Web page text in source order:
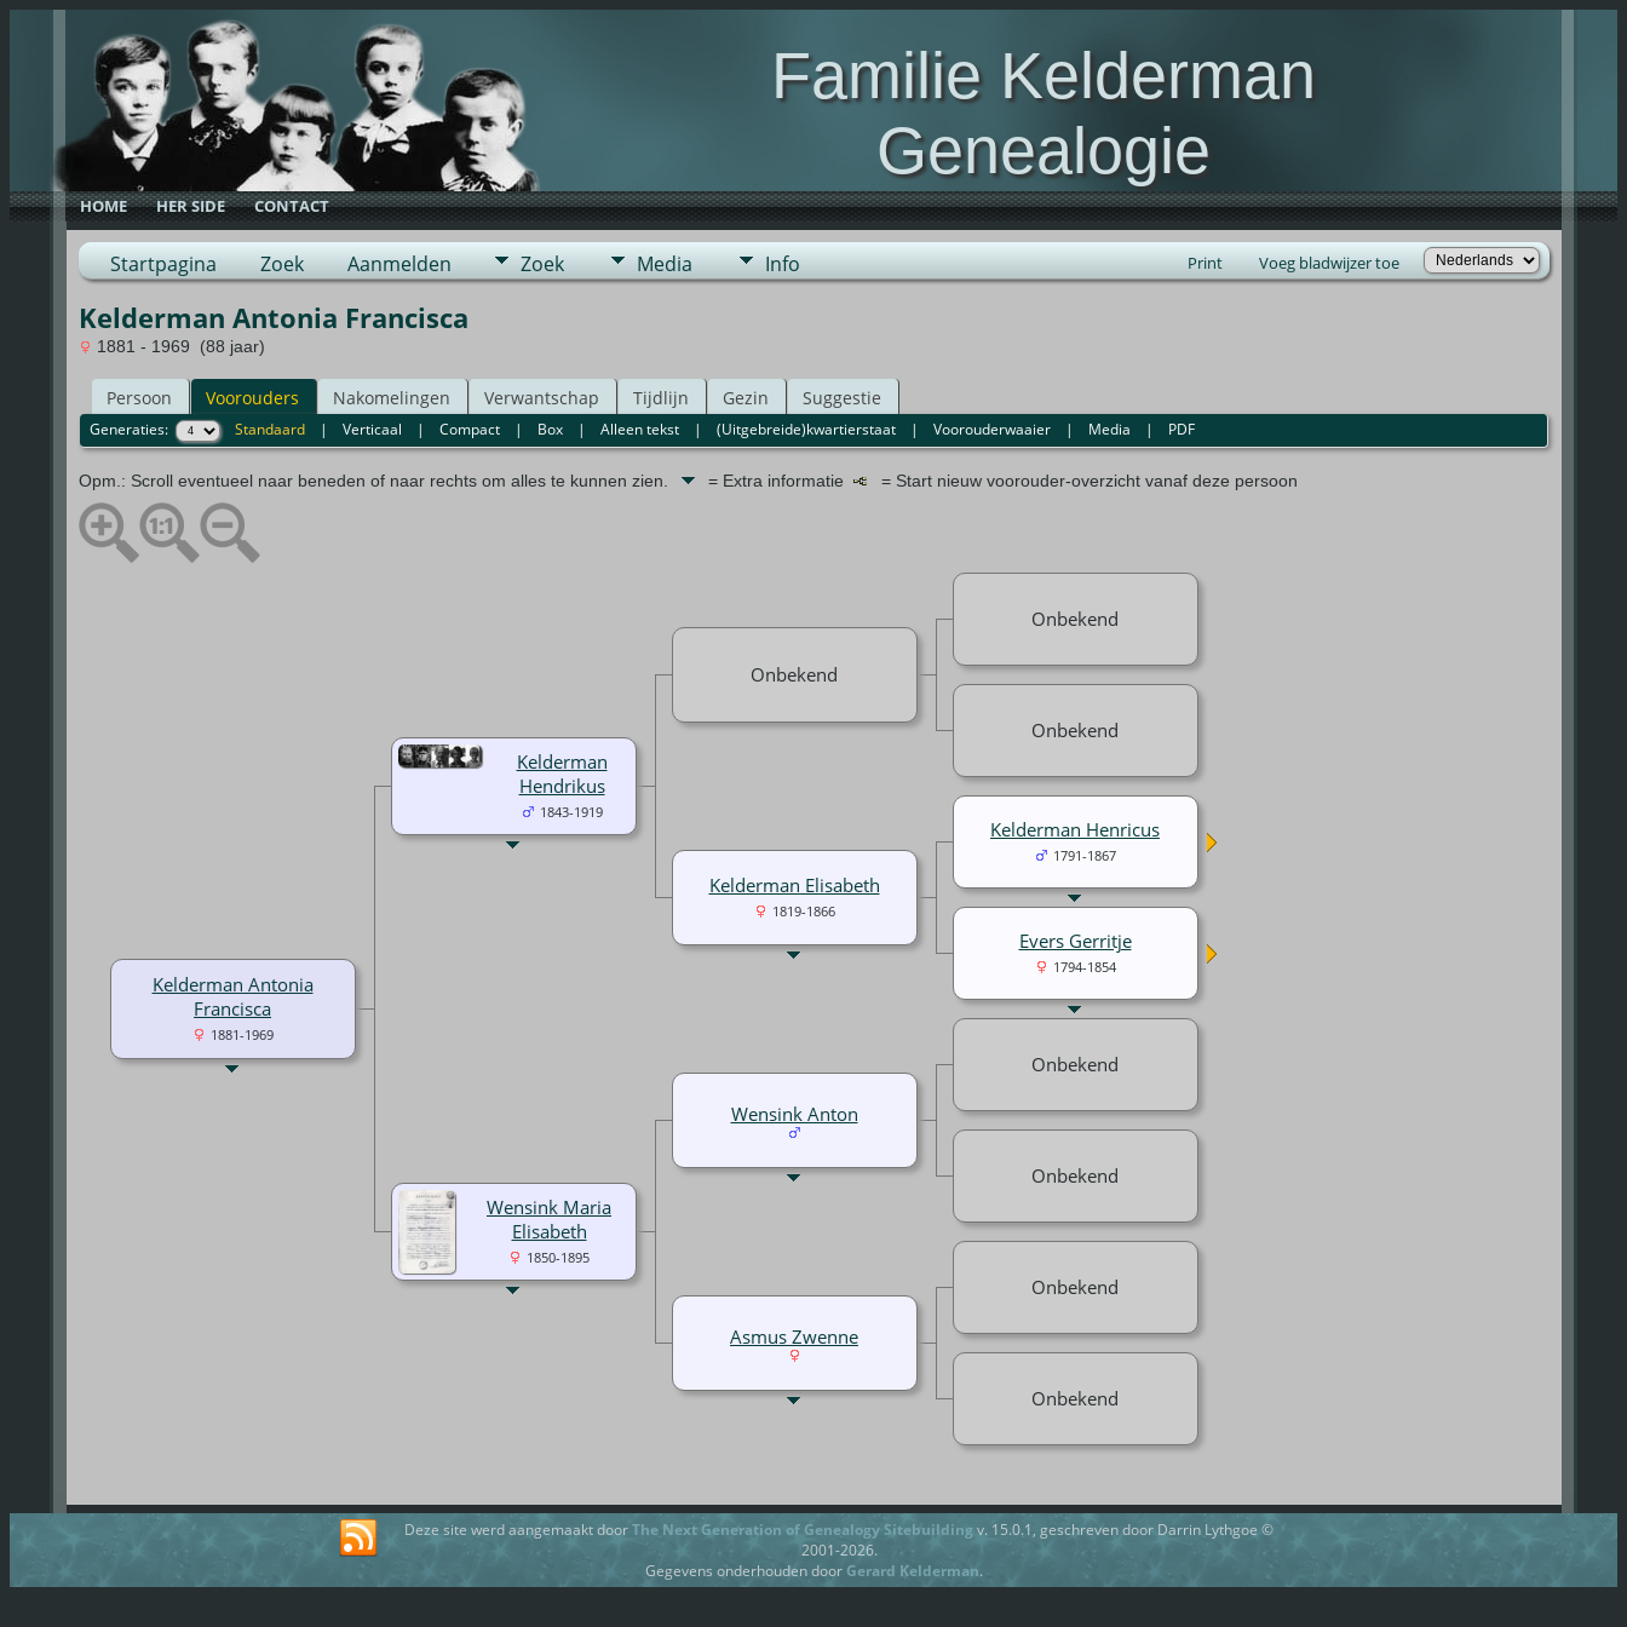
Familie Kelderman
Genealogie
Genealogie van de familie Kelderman(s)
HOME HER SIDE CONTACT
Startpagina Zoek Aanmelden Zoek Media Info Print Voeg bladwijzer toe
Kelderman Antonia Francisca
1881 - 1969 (88 jaar)
Persoon Voorouders Nakomelingen Verwantschap Tijdlijn Gezin Suggestie
Generaties: Standaard| Verticaal | Compact| Box| Alleen tekst| (Uitgebreide)kwartierstaat| Voorouderwaaier| Media | PDF
Opm.: Scroll eventueel naar beneden of naar rechts om alles te kunnen zien. = Extra informatie = Start nieuw voorouder-overzicht vanaf deze persoon
Kelderman Antonia
Francisca
1881-1969
Kelderman
Hendrikus
1843-1919
Onbekend
Onbekend
Onbekend
Kelderman Elisabeth
1819-1866
Kelderman Henricus
1791-1867
Evers Gerritje
1794-1854
Wensink Maria
Elisabeth
1850-1895
Wensink Anton
Onbekend
Onbekend
Asmus Zwenne
Onbekend
Onbekend
Deze site werd aangemaakt doorThe Next Generation of Genealogy Sitebuildingv. 15.0.1, geschreven door Darrin Lythgoe ©
2001-2026.
Gegevens onderhouden door Gerard Kelderman.